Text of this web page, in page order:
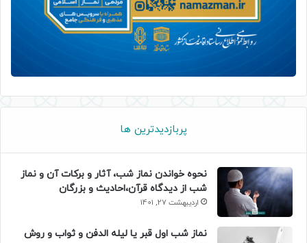
پربازدیدترین ها
نحوه خواندن نماز شب، آثار و برکات آن و نماز
شب از دیدگاه قرآن،احادیث و بزرگان
اردیبهشت 27, 1401
نماز شب اول قبر یا لیله الدفن و ثواب و روش